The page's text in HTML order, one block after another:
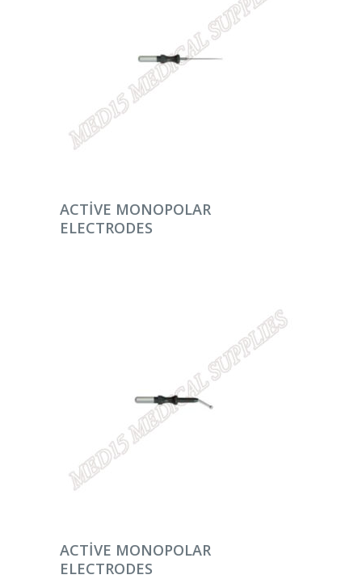
DEVAMINI OKU
ACTIVE MONOPOLAR
ELECTRODES
DEVAMINI OKU
ACTIVE MONOPOLAR
ELECTRODES